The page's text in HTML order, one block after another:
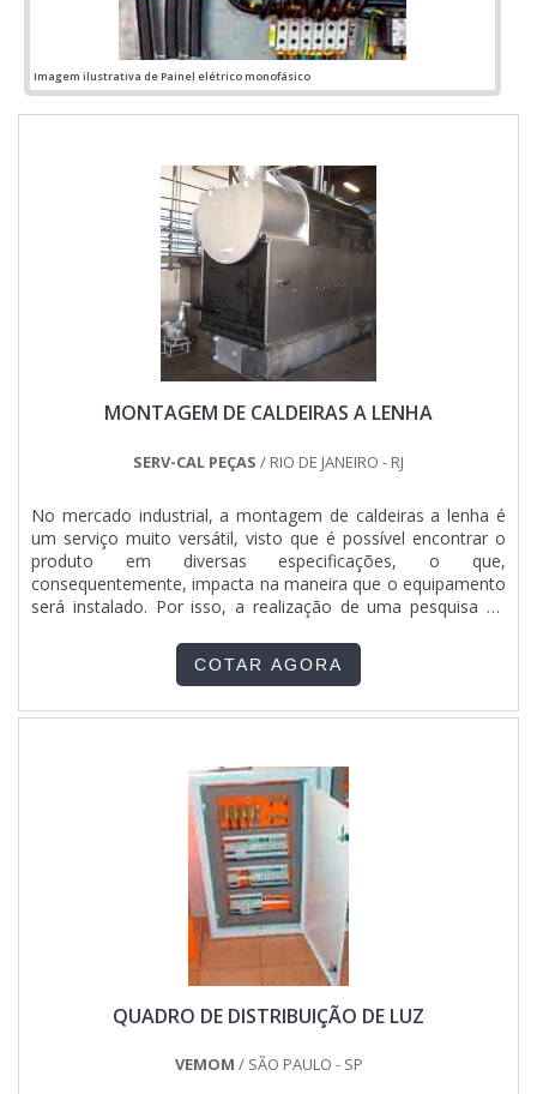
Imagem ilustrativa de Painel elétrico monofásico
MONTAGEM DE CALDEIRAS A LENHA
SERV-CAL PEÇAS / RIO DE JANEIRO - RJ
No mercado industrial, a montagem de caldeiras a lenha é
um serviço muito versátil, visto que é possível encontrar o
produto em diversas especificações, o que,
consequentemente, impacta na maneira que o equipamento
será instalado. Por isso, a realização de uma pesquisa de
REALIZAÇÃO DO SERVIÇOComposta por diversos
acessórios de suma importância, como a fornalha e a
escopo de empregabilidade a produção de vapor mediante
importância a compra de um item de alta qualidade. Em
síntese, o serviço é realizado com o intuito de assegurar a
plena eficiência na distribuição do vapor para diversas
máquinas. Devido a isso, é fundamental a contratação de
uma empresa que atue com foco total na satisfação dos
clientes, oferecendo soluções de altíssima qualidade por um
preço justo e acessível. De forma breve e resumida, a
instalação é feita a partir de uma análise primária, que irá
identificar o melhor local para a disposição do equipamento.
Nesse momento, também devem ser estabelecidas as
medidas de segurança tanto relacionadas à saúde dos
colaboradores quanto à preservação do meio ambiente.
regras vigentes;Profissionais certificados para o
COTAR AGORA
QUADRO DE DISTRIBUIÇÃO DE LUZ
VEMOM / SÃO PAULO - SP